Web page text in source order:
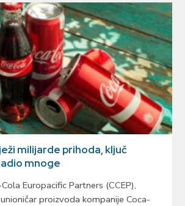
milijarde prihoda, ključ
mnoge
Europacific Partners (CCEP),
proizvoda kompanije Coca-